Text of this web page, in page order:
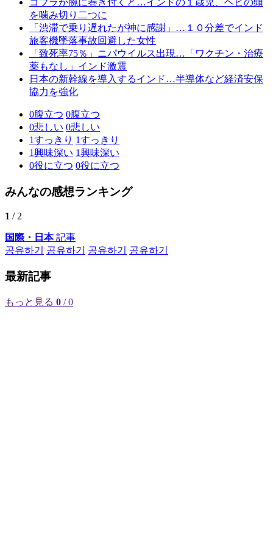
を噛み切り二つに
「渋滞で乗り遅れたが神に感謝」…１０分差でインド
旅客機墜落事故回避した女性
「致死率75％」ニパウイルス出現…「ワクチン・治療
薬もなし」インド激震
日本の新幹線を導入するインド…半導体など経済安保
協力を強化
0腹立つ 0腹立つ
0悲しい 0悲しい
1すっきり 1すっきり
1興味深い 1興味深い
0役に立つ 0役に立つ
みんなの感想ランキング
1 / 2
国際・日本記事
공유하기
공유하기 공유하기 공유하기
最新記事
もっと見る 0 / 0